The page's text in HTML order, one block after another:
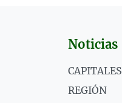
Noticias
CAPITALES
REGIÓN